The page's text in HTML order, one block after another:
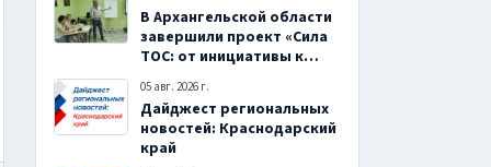
В Архангельской области
завершили проект «Сила
ТОС: от инициативы к
действию»
05 авг. 2026 г.
Дайджест региональных
новостей: Краснодарский
край